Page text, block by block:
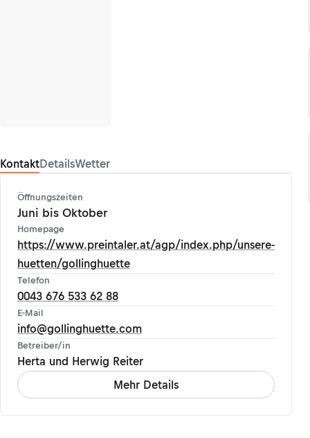
KontaktDetailsWetter
Öffnungszeiten
Juni bis Oktober
Homepage
https://www.preintaler.at/agp/index.php/unsere-
huetten/gollinghuette
Telefon
0043 676 533 62 88
E-Mail
info@gollinghuette.com
Betreiber/in
Herta und Herwig Reiter
Mehr Details